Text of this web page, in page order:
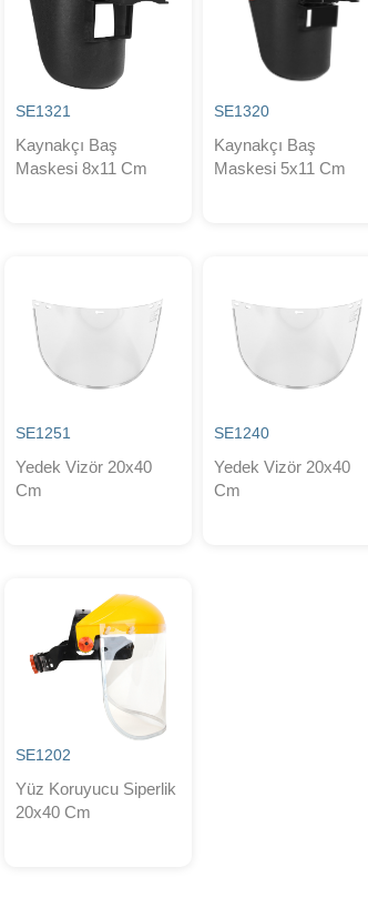
SE1321
Kaynakçı Baş
Maskesi 8x11 Cm
SE1320
Kaynakçı Baş
Maskesi 5x11 Cm
SE1251
Yedek Vizör 20x40
Cm
SE1240
Yedek Vizör 20x40
Cm
SE1202
Yüz Koruyucu Siperlik
20x40 Cm